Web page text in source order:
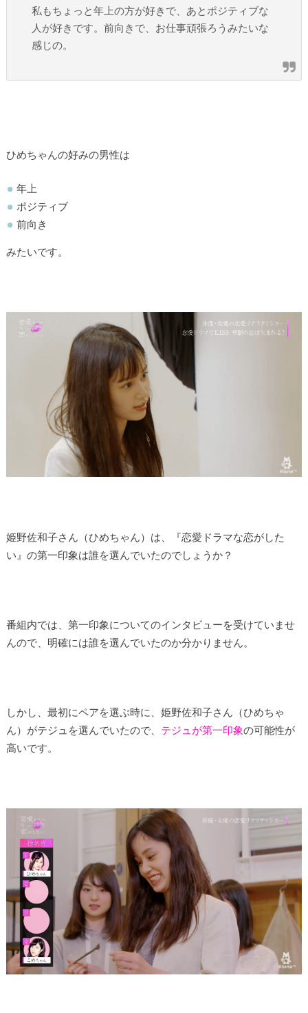
私もちょっと年上の方が好きで、あとポジティブな
人が好きです。前向きで、お仕事頑張ろうみたいな
感じの。
ひめちゃんの好みの男性は
年上
ポジティブ
前向き
みたいです。
姫野佐和子さん（ひめちゃん）は、『恋愛ドラマな恋がした
い』の第一印象は誰を選んでいたのでしょうか？
番組内では、第一印象についてのインタビューを受けていませ
んので、明確には誰を選んでいたのか分かりません。
しかし、最初にペアを選ぶ時に、姫野佐和子さん（ひめちゃ
ん）がテジュを選んでいたので、 テジュが第一印象の可能性が
高いです。